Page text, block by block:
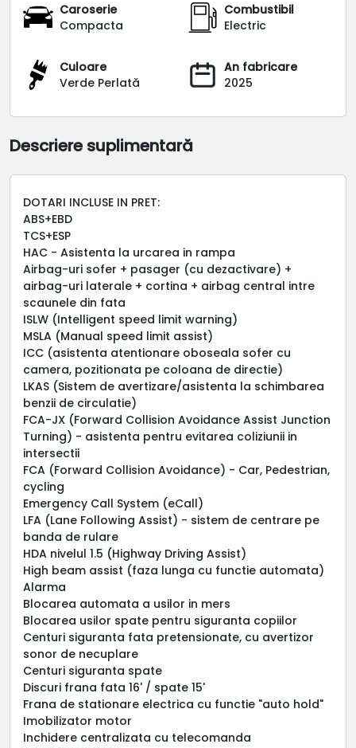
Caroserie
Compacta
Combustibil
Electric
Culoare
Verde Perlată
An fabricare
2025
Descriere suplimentară
DOTARI INCLUSE IN PRET:
ABS+EBD
TCS+ESP
HAC - Asistenta la urcarea in rampa
Airbag-uri sofer + pasager (cu dezactivare) +
airbag-uri laterale + cortina + airbag central intre
scaunele din fata
ISLW (Intelligent speed limit warning)
MSLA (Manual speed limit assist)
ICC (asistenta atentionare oboseala sofer cu
camera, pozitionata pe coloana de directie)
LKAS (Sistem de avertizare/asistenta la schimbarea
benzii de circulatie)
FCA-JX (Forward Collision Avoidance Assist Junction
Turning) - asistenta pentru evitarea coliziunii in
intersectii
FCA (Forward Collision Avoidance) - Car, Pedestrian,
cycling
Emergency Call System (eCall)
LFA (Lane Following Assist) - sistem de centrare pe
banda de rulare
HDA nivelul 1.5 (Highway Driving Assist)
High beam assist (faza lunga cu functie automata)
Alarma
Blocarea automata a usilor in mers
Blocarea usilor spate pentru siguranta copiilor
Centuri siguranta fata pretensionate, cu avertizor
sonor de necuplare
Centuri siguranta spate
Discuri frana fata 16' / spate 15'
Frana de stationare electrica cu functie "auto hold"
Imobilizator motor
Inchidere centralizata cu telecomanda